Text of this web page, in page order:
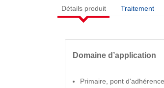
Détails produit Traitement
Domaine d’application
Primaire, pont